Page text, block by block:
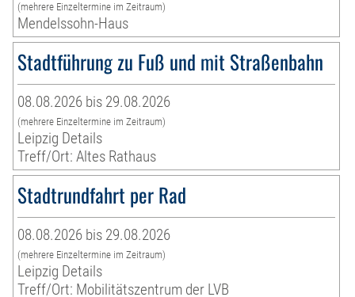
(mehrere Einzeltermine im Zeitraum)
Mendelssohn-Haus
Stadtführung zu Fuß und mit Straßenbahn
08.08.2026 bis 29.08.2026
(mehrere Einzeltermine im Zeitraum)
Leipzig Details
Treff/Ort: Altes Rathaus
Stadtrundfahrt per Rad
08.08.2026 bis 29.08.2026
(mehrere Einzeltermine im Zeitraum)
Leipzig Details
Treff/Ort: Mobilitätszentrum der LVB